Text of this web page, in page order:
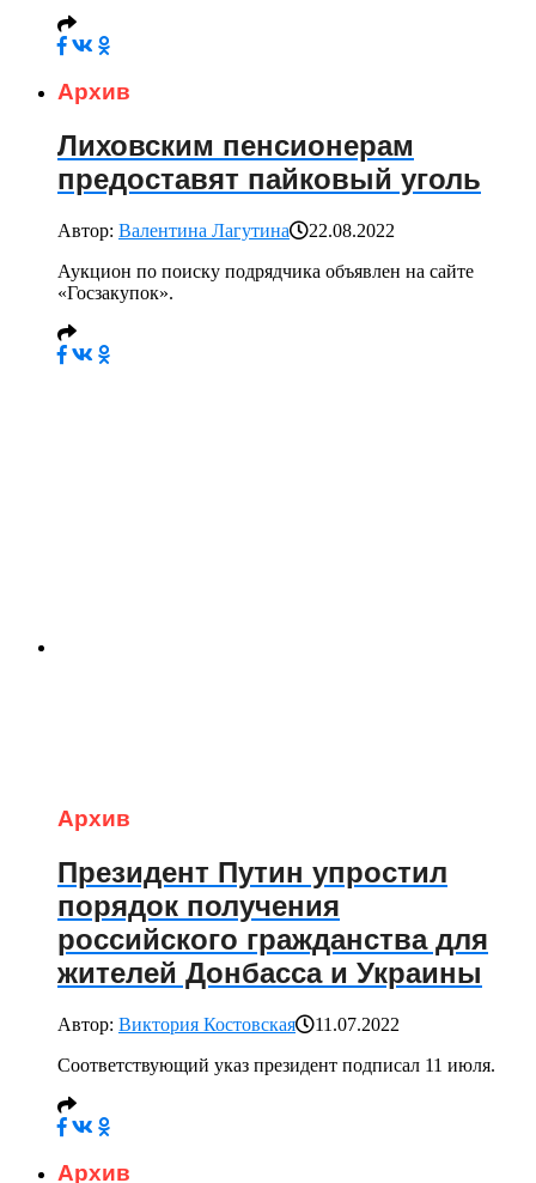
Архив
Лиховским пенсионерам
предоставят пайковый уголь
Автор: Валентина Лагутина
22.08.2022
Аукцион по поиску подрядчика объявлен на сайте
«Госзакупок».
Архив
Президент Путин упростил
порядок получения
российского гражданства для
жителей Донбасса и Украины
Автор: Виктория Костовская
11.07.2022
Соответствующий указ президент подписал 11 июля.
Архив